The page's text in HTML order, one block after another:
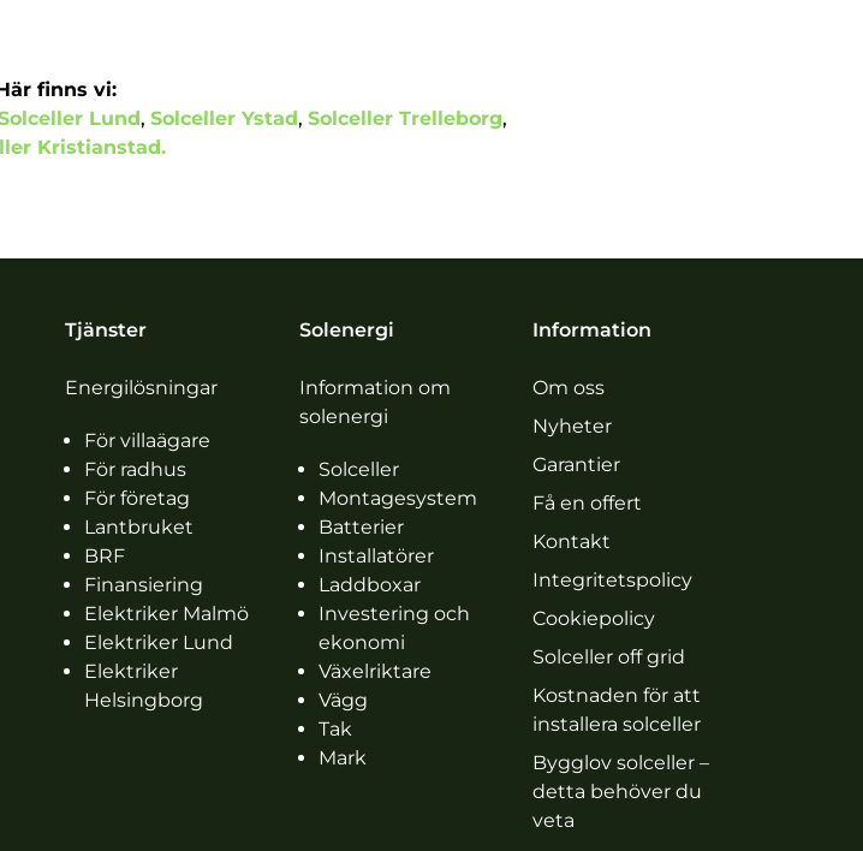
finns vi:
Lund, Solceller Ystad, Solceller Trelleborg,
Kristianstad.
Tjänster
Energilösningar
För villaägare
För radhus
För företag
Lantbruket
BRF
Finansiering
Elektriker Malmö
Elektriker Lund
Elektriker
Helsingborg
Solenergi
Information om
solenergi
Solceller
Montagesystem
Batterier
Installatörer
Laddboxar
Investering och
ekonomi
Växelriktare
Vägg
Tak
Mark
Information
Om oss
Nyheter
Garantier
Få en offert
Kontakt
Integritetspolicy
Cookiepolicy
Solceller off grid
Kostnaden för att
installera solceller
Bygglov solceller –
detta behöver du
veta